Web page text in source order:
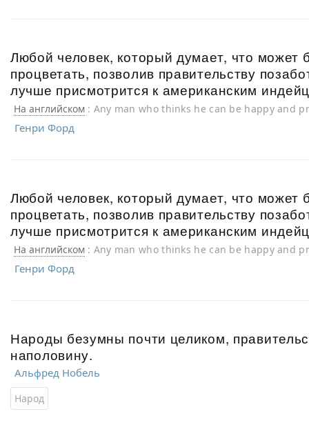
Любой человек, который думает, что может
процветать, позволив правительству
лучше присмотрится к американским
На английском : Any man who thinks he can be happy and
government take care of him better take a closer look at the
Генри Форд
Любой человек, который думает, что может
процветать, позволив правительству
лучше присмотрится к американским
На английском : Any man who thinks he can be happy and
government take care of him better take a closer look at the
Генри Форд
Народы безумны почти целиком,
наполовину.
Альфред Нобель
Народ